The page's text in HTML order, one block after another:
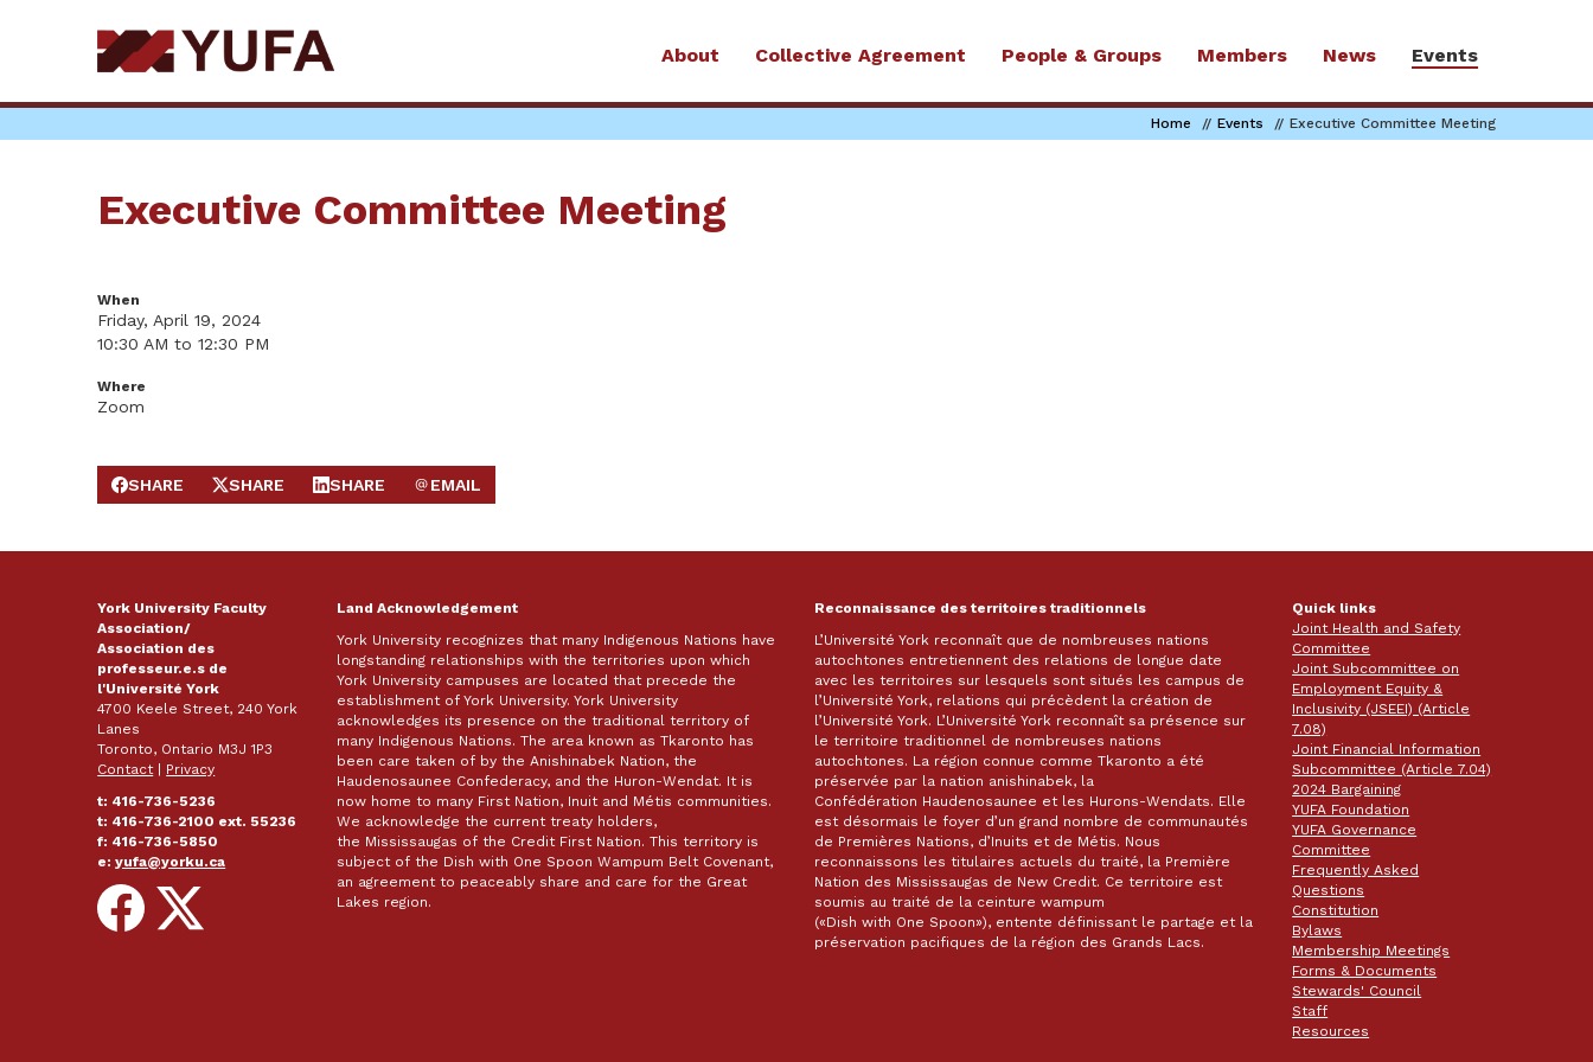
About Collective Agreement People & Groups Members News Events
Home Events Executive Committee Meeting
Executive Committee Meeting
When
Friday, April 19, 2024
10:30 AM to 12:30 PM
Where
Zoom
SHARE ON FACEBOOK
SHARE
SHARE ON X
SHARE
SHARE ON LINKEDIN
SHARE
SEND EMAIL
EMAIL
York University Faculty
Association/
Association des
professeur.e.s de
l'Université York
4700 Keele Street, 240 York
Lanes
Toronto, Ontario M3J 1P3
Contact| Privacy
t: 416-736-5236
t: 416-736-2100 ext. 55236
f: 416-736-5850
e:yufa@yorku.ca
Follow
on
Facebook
Follow
on
X
Land Acknowledgement
York University recognizes that many Indigenous Nations have
longstanding relationships with the territories upon which
York University campuses are located that precede the
establishment of York University. York University
acknowledges its presence on the traditional territory of
many Indigenous Nations. The area known as Tkaronto has
been care taken of by the Anishinabek Nation, the
Haudenosaunee Confederacy, and the Huron-Wendat. It is
now home to many First Nation, Inuit and Métis communities.
We acknowledge the current treaty holders,
the Mississaugas of the Credit First Nation. This territory is
subject of the Dish with One Spoon Wampum Belt Covenant,
an agreement to peaceably share and care for the Great
Lakes region.
Reconnaissance des territoires traditionnels
L’Université York reconnaît que de nombreuses nations
autochtones entretiennent des relations de longue date
avec les territoires sur lesquels sont situés les campus de
l’Université York, relations qui précèdent la création de
l’Université York. L’Université York reconnaît sa présence sur
le territoire traditionnel de nombreuses nations
autochtones. La région connue comme Tkaronto a été
préservée par la nation anishinabek, la
Confédération Haudenosaunee et les Hurons-Wendats. Elle
est désormais le foyer d’un grand nombre de communautés
de Premières Nations, d’Inuits et de Métis. Nous
reconnaissons les titulaires actuels du traité, la Première
Nation des Mississaugas de New Credit. Ce territoire est
soumis au traité de la ceinture wampum
(«Dish with One Spoon»), entente définissant le partage et la
préservation pacifiques de la région des Grands Lacs.
Quick links
Joint Health and Safety
Committee
Joint Subcommittee on
Employment Equity &
Inclusivity (JSEEI) (Article
7.08)
Joint Financial Information
Subcommittee (Article 7.04)
2024 Bargaining
YUFA Foundation
YUFA Governance
Committee
Frequently Asked
Questions
Constitution
Bylaws
Membership Meetings
Forms & Documents
Stewards' Council
Staff
Resources